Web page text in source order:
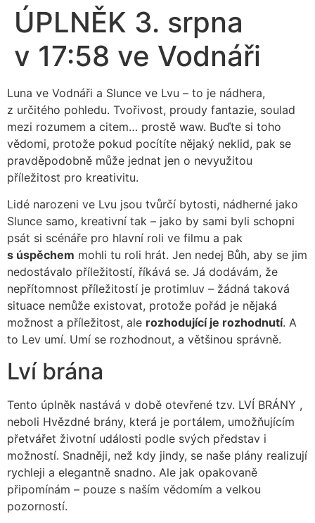
ÚPLNĚK 3. srpna
v 17:58 ve Vodnáři
Luna ve Vodnáři a Slunce ve Lvu – to je nádhera,
z určitého pohledu. Tvořivost, proudy fantazie, soulad
mezi rozumem a citem… prostě waw. Buďte si toho
vědomi, protože pokud pocítíte nějaký neklid, pak se
pravděpodobně může jednat jen o nevyužitou
příležitost pro kreativitu.
Lidé narozeni ve Lvu jsou tvůrčí bytosti, nádherné jako
Slunce samo, kreativní tak – jako by sami byli schopni
psát si scénáře pro hlavní roli ve filmu a pak
s úspěchem mohli tu roli hrát. Jen nedej Bůh, aby se jim
nedostávalo příležitostí, říkává se. Já dodávám, že
nepřítomnost příležitostí je protimluv – žádná taková
situace nemůže existovat, protože pořád je nějaká
možnost a příležitost, ale rozhodující je rozhodnutí. A
to Lev umí. Umí se rozhodnout, a většinou správně.
Lví brána
Tento úplněk nastává v době otevřené tzv. LVÍ BRÁNY ,
neboli Hvězdné brány, která je portálem, umožňujícím
přetvářet životní události podle svých představ i
možností. Snadněji, než kdy jindy, se naše plány realizují
rychleji a elegantně snadno. Ale jak opakovaně
připomínám – pouze s naším vědomím a velkou
pozorností.